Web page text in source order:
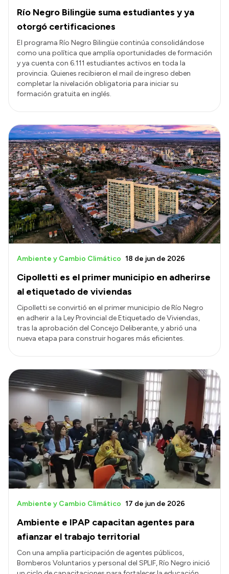
Río Negro Bilingüe suma estudiantes y ya
otorgó certificaciones
El programa Río Negro Bilingüe continúa consolidándose
como una política que amplía oportunidades de formación
y ya cuenta con 6.111 estudiantes activos en toda la
provincia. Quienes recibieron el mail de ingreso deben
completar la nivelación obligatoria para iniciar su
formación gratuita en inglés.
Cipolletti es el primer municipio en adherirse
al etiquetado de viviendas
Ambiente y Cambio Climático 18 de jun de 2026
Cipolletti se convirtió en el primer municipio de Río Negro
en adherir a la Ley Provincial de Etiquetado de Viviendas,
tras la aprobación del Concejo Deliberante, y abrió una
nueva etapa para construir hogares más eficientes.
Ambiente e IPAP capacitan agentes para
afianzar el trabajo territorial
Ambiente y Cambio Climático 17 de jun de 2026
Con una amplia participación de agentes públicos,
Bomberos Voluntarios y personal del SPLIF, Río Negro inició